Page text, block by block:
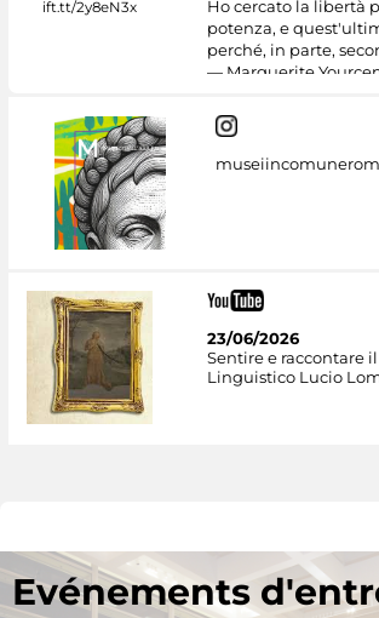
Ho cercato la libertà
potenza, e
perché, in parte,
— Marguerite
23/06/2026
Sentire e raccontare
Linguistico Lucio
Evénements